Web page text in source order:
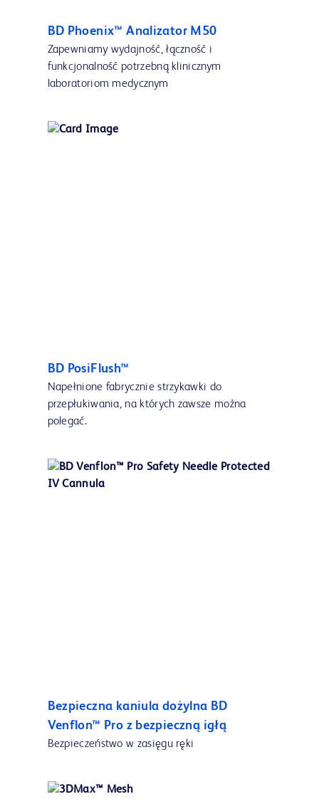
BD Phoenix™ Analizator M50
Zapewniamy wydajność, łączność i
funkcjonalność potrzebną klinicznym
laboratoriom medycznym
BD PosiFlush™
Napełnione fabrycznie strzykawki do
przepłukiwania, na których zawsze można
polegać.
Bezpieczna kaniula dożylna BD
Venflon™ Pro z bezpieczną igłą
Bezpieczeństwo w zasięgu ręki